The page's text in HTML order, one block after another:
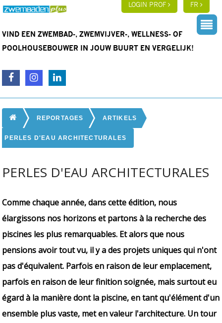
LOGIN PROF FR
VIND EEN ZWEMBAD-, ZWEMVIJVER-, WELLNESS- OF
POOLHOUSEBOUWER IN JOUW BUURT EN VERGELIJK!
REPORTAGES ARTIKELS
PERLES D'EAU ARCHITECTURALES
PERLES D'EAU ARCHITECTURALES
Comme chaque année, dans cette édition, nous
élargissons nos horizons et partons à la recherche des
piscines les plus remarquables. Et alors que nous
pensions avoir tout vu, il y a des projets uniques qui n'ont
pas d'équivalent. Parfois en raison de leur emplacement,
parfois en raison de leur finition soignée, mais surtout eu
égard à la manière dont la piscine, en tant qu'élément d'un
ensemble plus vaste, met en valeur l'architecture. Un tour